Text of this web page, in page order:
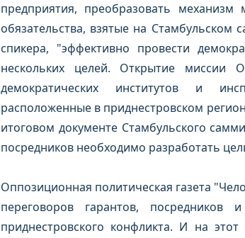
предприятия, преобразовать
обязательства, взятые на
спикера, "эффективно провести
нескольких целей. Открытие миссии
демократических институтов и
расположенные в приднестровском
итоговом документе Стамбульского
посредников необходимо разработать
Оппозиционная политическая газета
переговоров гарантов,
приднестровского конфликта. И на